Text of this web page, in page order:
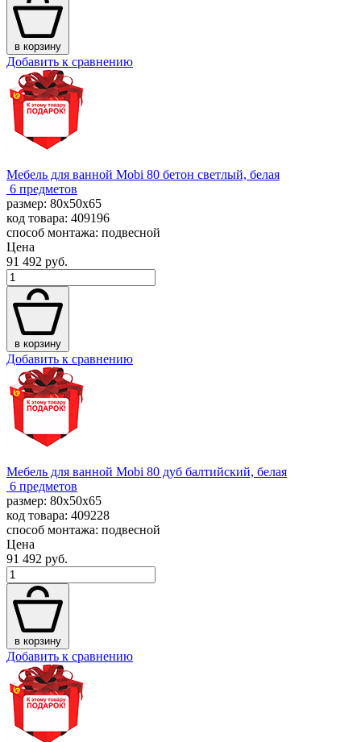
в корзину
Добавить к сравнению
Мебель для ванной Mobi 80 бетон светлый, белая
6 предметов
размер: 80x50x65
код товара: 409196
способ монтажа: подвесной
Цена
91 492 руб.
в корзину
Добавить к сравнению
Мебель для ванной Mobi 80 дуб балтийский, белая
6 предметов
размер: 80x50x65
код товара: 409228
способ монтажа: подвесной
Цена
91 492 руб.
в корзину
Добавить к сравнению